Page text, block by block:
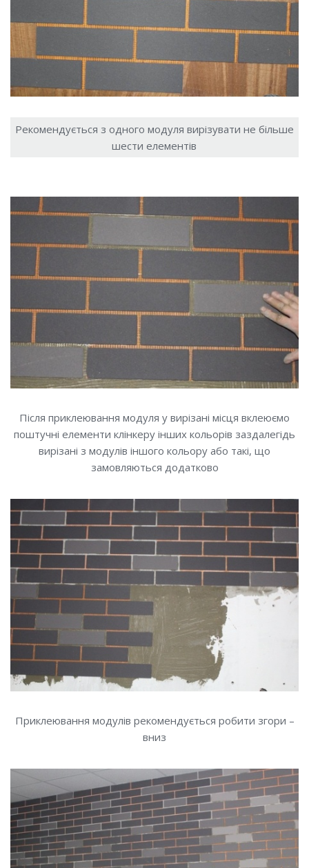
Рекомендується з одного модуля вирізувати не більше
шести елементів
Після приклеювання модуля у вирізані місця вклеюємо
поштучні елементи клінкеру інших кольорів заздалегідь
вирізані з модулів іншого кольору або такі, що
замовляються додатково
Приклеювання модулів рекомендується робити згори –
вниз